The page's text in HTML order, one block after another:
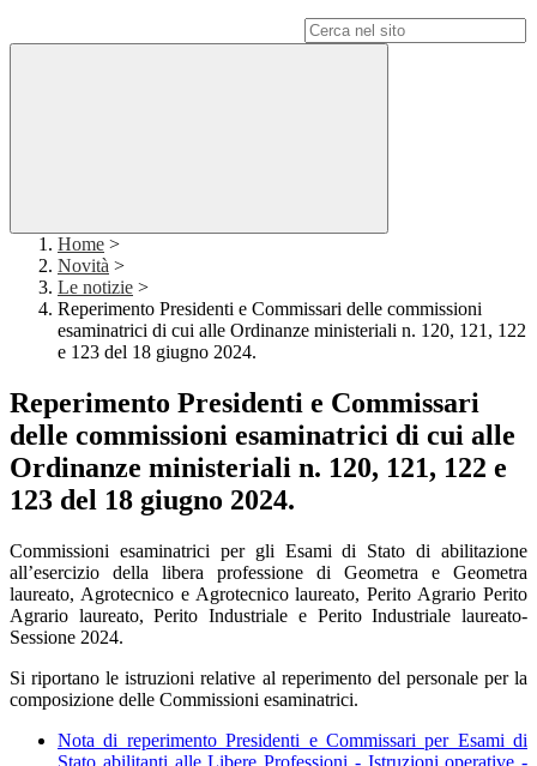
Home >
Novità >
Le notizie >
Reperimento Presidenti e Commissari delle commissioni
esaminatrici di cui alle Ordinanze ministeriali n. 120, 121, 122
e 123 del 18 giugno 2024.
Reperimento Presidenti e Commissari
delle commissioni esaminatrici di cui alle
Ordinanze ministeriali n. 120, 121, 122 e
123 del 18 giugno 2024.
Commissioni esaminatrici per gli Esami di Stato di abilitazione
all’esercizio della libera professione di Geometra e Geometra
laureato, Agrotecnico e Agrotecnico laureato, Perito Agrario Perito
Agrario laureato, Perito Industriale e Perito Industriale laureato-
Sessione 2024.
Si riportano le istruzioni relative al reperimento del personale per la
composizione delle Commissioni esaminatrici.
Nota di reperimento Presidenti e Commissari per Esami di